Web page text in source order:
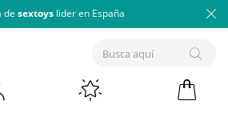
de sextoys lider en España